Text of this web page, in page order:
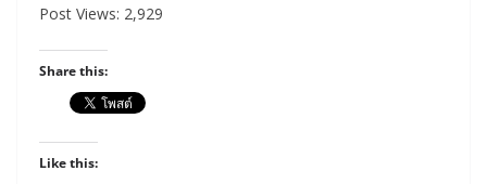
Post Views: 2,929
Share this:
Like this: